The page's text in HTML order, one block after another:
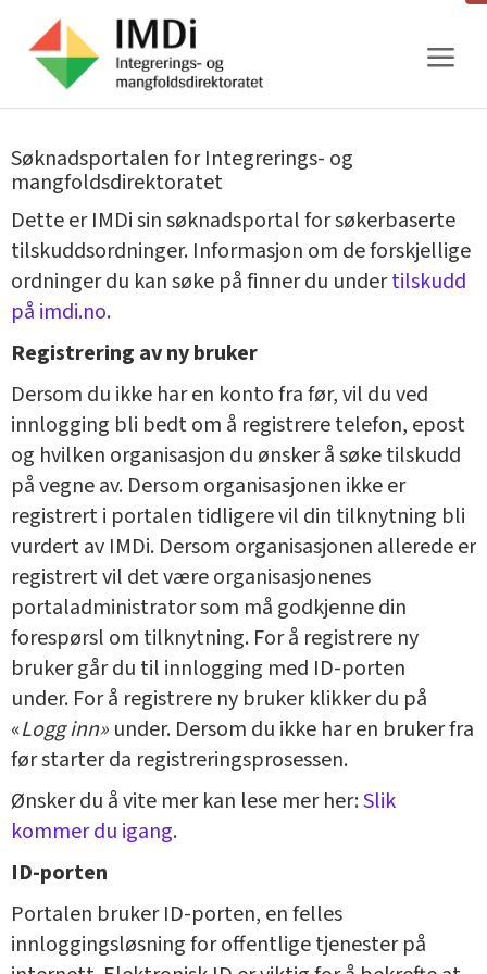
innhold
Søknadsportalen for Integrerings- og
mangfoldsdirektoratet
Dette er IMDi sin søknadsportal for søkerbaserte
tilskuddsordninger. Informasjon om de forskjellige
ordninger du kan søke på finner du undertilskudd
på imdi.no.
Registrering av ny bruker
Dersom du ikke har en konto fra før, vil du ved
innlogging bli bedt om å registrere telefon, epost
og hvilken organisasjon du ønsker å søke tilskudd
på vegne av. Dersom organisasjonen ikke er
registrert i portalen tidligere vil din tilknytning bli
vurdert av IMDi. Dersom organisasjonen allerede er
registrert vil det være organisasjonenes
portaladministrator som må godkjenne din
forespørsl om tilknytning. For å registrere ny
bruker går du til innlogging med ID-porten
under. For å registrere ny bruker klikker du på
«Logg inn» under. Dersom du ikke har en bruker fra
før starter da registreringsprosessen.
Ønsker du å vite mer kan lese mer her:Slik
kommer du igang.
ID-porten
Portalen bruker ID-porten, en felles
innloggingsløsning for offentlige tjenester på